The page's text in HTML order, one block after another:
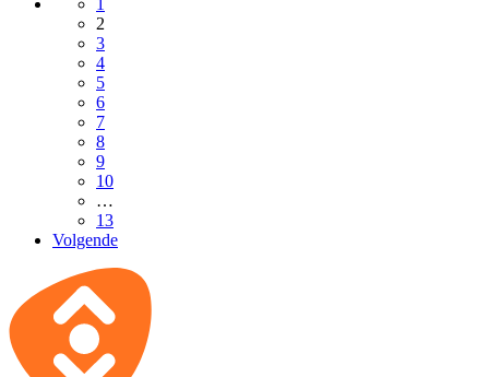
2
3
4
5
6
7
8
9
10
…
13
Volgende